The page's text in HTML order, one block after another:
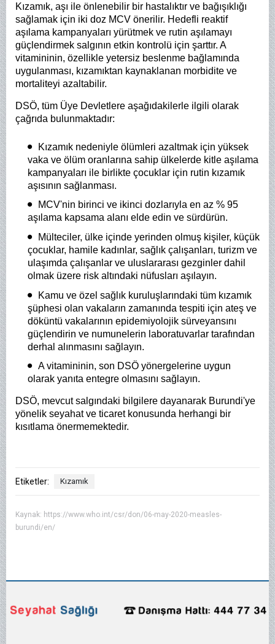
Kızamık, aşı ile önlenebilir bir hastalıktır ve bağışıklığı
sağlamak için iki doz MCV önerilir. Hedefli reaktif
aşılama kampanyaları yürütmek ve rutin aşılamayı
güçlendirmek salgının etkin kontrolü için şarttır. A
vitamininin, özellikle yetersiz beslenme bağlamında
uygulanması, kızamıktan kaynaklanan morbidite ve
mortaliteyi azaltabilir.
DSÖ, tüm Üye Devletlere aşağıdakilerle ilgili olarak
çağrıda bulunmaktadır:
Kızamık nedeniyle ölümleri azaltmak için yüksek
vaka ve ölüm oranlarına sahip ülkelerde kitle aşılama
kampanyaları ile birlikte çocuklar için rutin kızamık
aşısının sağlanması.
MCV'nin birinci ve ikinci dozlarıyla en az % 95
aşılama kapsama alanı elde edin ve sürdürün.
Mülteciler, ülke içinde yerinden olmuş kişiler, küçük
çocuklar, hamile kadınlar, sağlık çalışanları, turizm ve
ulaşımda çalışanlar ve uluslararası gezginler dahil
olmak üzere risk altındaki nüfusları aşılayın.
Kamu ve özel sağlık kuruluşlarındaki tüm kızamık
şüphesi olan vakaların zamanında tespiti için ateş ve
döküntü vakalarının epidemiyolojik sürveyansını
güçlendirin ve numunelerin laboratuvarlar tarafından
derhal alınmasını sağlayın.
A vitamininin, son DSÖ yönergelerine uygun
olarak yanıta entegre olmasını sağlayın.
DSÖ, mevcut salgındaki bilgilere dayanarak Burundi'ye
yönelik seyahat ve ticaret konusunda herhangi bir
kısıtlama önermemektedir.
Etiketler: Kızamık
Kaynak: https://www.who.int/csr/don/06-may-2020-measles-
burundi/en/